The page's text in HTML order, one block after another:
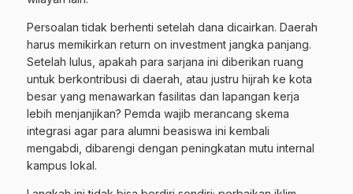
Persoalan tidak berhenti setelah dana dicairkan. Daerah
harus memikirkan return on investment jangka panjang.
Setelah lulus, apakah para sarjana ini diberikan ruang
untuk berkontribusi di daerah, atau justru hijrah ke kota
besar yang menawarkan fasilitas dan lapangan kerja
lebih menjanjikan? Pemda wajib merancang skema
integrasi agar para alumni beasiswa ini kembali
mengabdi, dibarengi dengan peningkatan mutu internal
kampus lokal.